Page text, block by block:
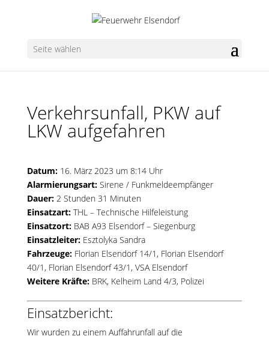
Seite wählen
Verkehrsunfall, PKW auf
LKW aufgefahren
Datum:16. März 2023 um 8:14 Uhr
Alarmierungsart:Sirene / Funkmeldeempfänger
Dauer:2 Stunden 31 Minuten
Einsatzart:THL – Technische Hilfeleistung
Einsatzort:BAB A93 Elsendorf – Siegenburg
Einsatzleiter:Esztolyka Sandra
Fahrzeuge: Florian Elsendorf 14/1 , Florian Elsendorf
40/1 , Florian Elsendorf 43/1 , VSA Elsendorf
Weitere Kräfte:BRK, Kelheim Land 4/3, Polizei
Einsatzbericht:
Wir wurden zu einem Auffahrunfall auf die